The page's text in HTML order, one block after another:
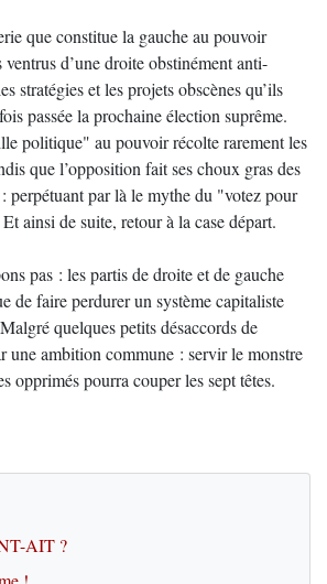
que constitue la gauche au pouvoir
d’une droite obstinément anti-
stratégies et les projets obscènes qu’ils
passée la prochaine élection suprême.
politique" au pouvoir récolte rarement les
que l’opposition fait ses choux gras des
perpétuant par là le mythe du "votez pour
ainsi de suite, retour à la case départ.
pas : les partis de droite et de gauche
de faire perdurer un système capitaliste
quelques petits désaccords de
une ambition commune : servir le monstre
opprimés pourra couper les sept têtes.
AIT ?